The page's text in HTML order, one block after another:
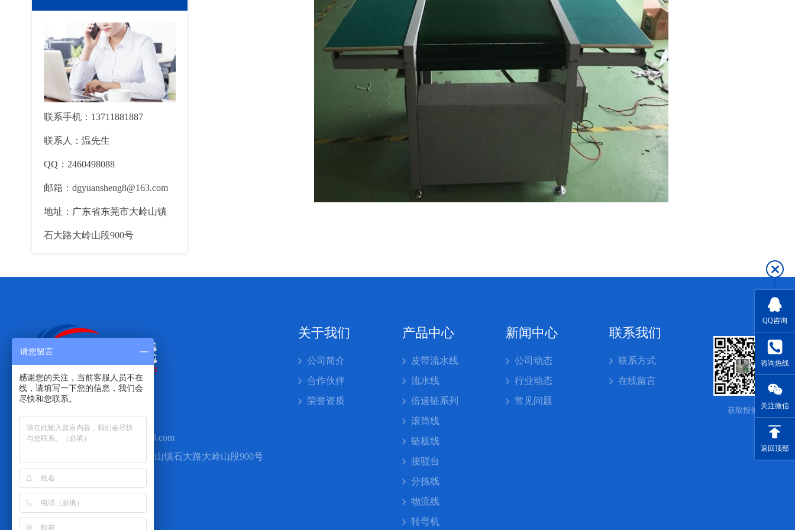
联系手机：13711881887
联系人：温先生
QQ：2460498088
邮箱：dgyuansheng8@163.com
地址：广东省东莞市大岭山镇
石大路大岭山段900号
 手机：13711881887
 Q Q：2460498088
 邮箱：dgyuansheng8@163.com
地址：广东省东莞市大岭山镇石大路大岭山段900号
关于我们
公司简介
合作伙伴
荣誉资质
产品中心
皮带流水线
流水线
倍速链系列
滚筒线
链板线
接驳台
分拣线
物流线
转弯机
新闻中心
公司动态
行业动态
常见问题
联系我们
联系方式
在线留言
获取报价
QQ咨询
咨询热线
关注微信
返回顶部
请您留言
感谢您的关注，当前客服人员不在
线，请填写一下您的信息，我们会
尽快和您联系。